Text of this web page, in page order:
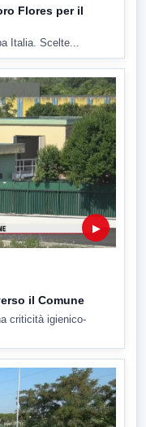
Flores per il
Italia. Scelte...
▶
il Comune
criticità igienico-